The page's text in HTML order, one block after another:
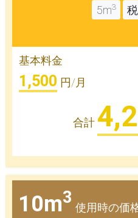
5m3
基本料金
1,500 円/月
合計
10m3
使用時の価